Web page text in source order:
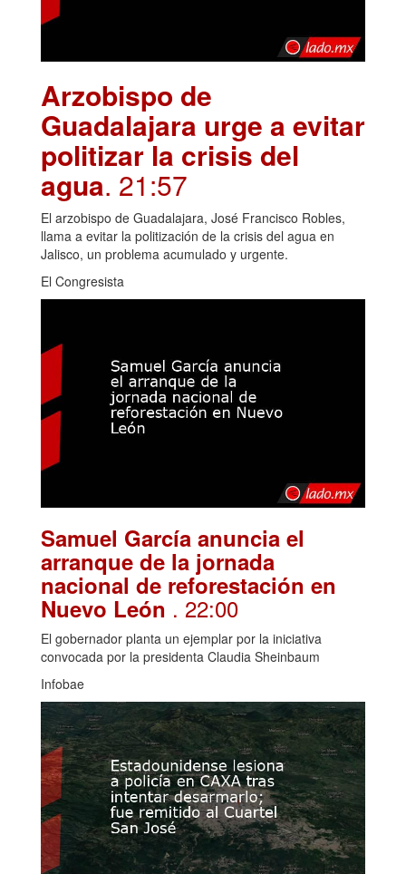
Arzobispo de
Guadalajara urge a evitar
politizar la crisis del
agua. 21:57
El arzobispo de Guadalajara, José Francisco Robles,
llama a evitar la politización de la crisis del agua en
Jalisco, un problema acumulado y urgente.
El Congresista
Samuel García anuncia el
arranque de la jornada
nacional de reforestación en
Nuevo León . 22:00
El gobernador planta un ejemplar por la iniciativa
convocada por la presidenta Claudia Sheinbaum
Infobae